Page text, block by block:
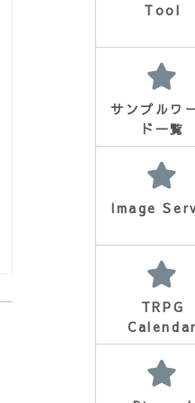
Tool
サンプルワ
ド一覧
Image
TRPG
Calendar